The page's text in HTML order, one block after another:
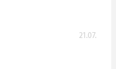
21.07.